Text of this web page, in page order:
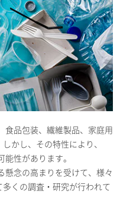
食品包装、繊維製品、家庭用
かし、その特性により、
性があります。
懸念の高まりを受けて、様々
くの調査・研究が行われて